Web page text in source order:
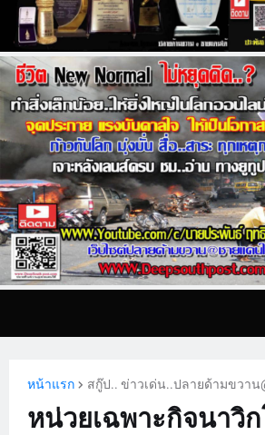
หน้าแรก สกู๊ป.. ข่าวเด่น..ปลายด้ามขวาน
หน่วยเฉพาะกิจนาวิ